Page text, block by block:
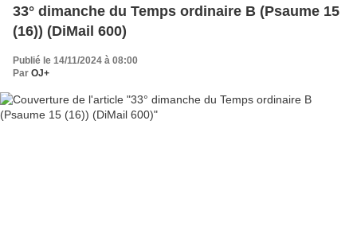
33° dimanche du Temps ordinaire B (Psaume 15
(16)) (DiMail 600)
Publié le 14/11/2024 à 08:00
Par OJ+